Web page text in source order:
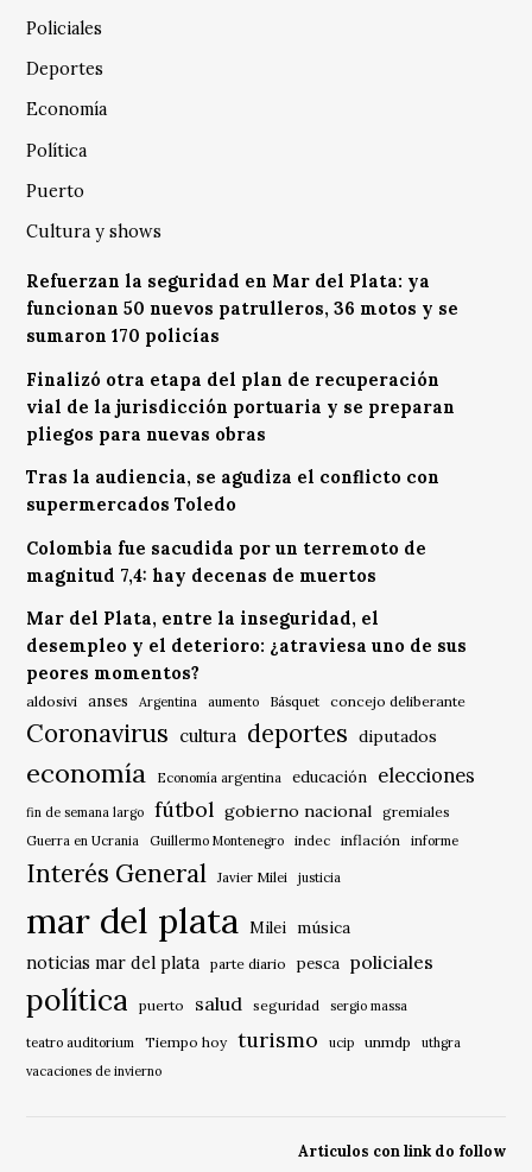
Policiales
Deportes
Economía
Política
Puerto
Cultura y shows
Refuerzan la seguridad en Mar del Plata: ya
funcionan 50 nuevos patrulleros, 36 motos y se
sumaron 170 policías
Finalizó otra etapa del plan de recuperación
vial de la jurisdicción portuaria y se preparan
pliegos para nuevas obras
Tras la audiencia, se agudiza el conflicto con
supermercados Toledo
Colombia fue sacudida por un terremoto de
magnitud 7,4: hay decenas de muertos
Mar del Plata, entre la inseguridad, el
desempleo y el deterioro: ¿atraviesa uno de sus
peores momentos?
aldosivi anses Argentina aumento Básquet concejo deliberante
Coronavirus cultura deportes diputados
economía Economía argentina educación elecciones
fin de semana largo fútbol gobierno nacional gremiales
Guerra en Ucrania Guillermo Montenegro indec inflación informe
Interés General Javier Milei justicia
mar del plata Milei música
noticias mar del plata
parte diario pesca policiales
política puerto salud seguridad sergio massa
teatro auditorium Tiempo hoy turismo ucip unmdp
uthgra
vacaciones de invierno
Articulos con link do follow